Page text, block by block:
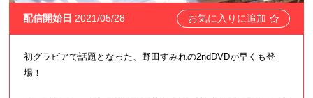
配信開始日 2021/05/28 お気に入りに追加
初グラビアで話題となった、野田すみれの2ndDVDが早くも登
場！